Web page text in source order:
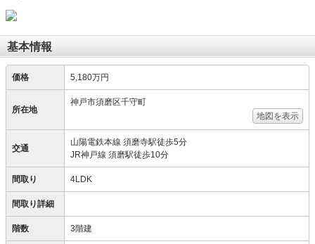
基本情報
価格 5,180万円
所在地
神戸市須磨区千守町
地図を表示
交通
山陽電鉄本線 須磨寺駅徒歩5分
JR神戸線 須磨駅徒歩10分
間取り 4LDK
間取り詳細
階数 3階建